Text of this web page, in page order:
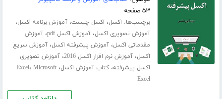
۵۳ صفحه
برچسب‌ها: اکسل، اکسل چیست،آموزش برنامه اکسل،
آموزش تصویری اکسل،آموزش اکسل pdf ،آموزش
مقدماتی اکسل،آموزش پیشرفته اکسل،آموزش سریع
اکسل،آموزش نرم افزار اکسل 2016 ،آموزش تصویری
اکسل پیشرفته،کتاب آموزش اکسل، Excel، Microsoft
Excel